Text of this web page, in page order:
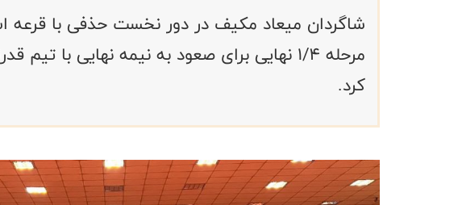
شاگردان میعاد مکیف در دور نخست حذفی با قرعه
مرحله ۱/۴ نهایی برای صعود به نیمه نهایی با
کرد.